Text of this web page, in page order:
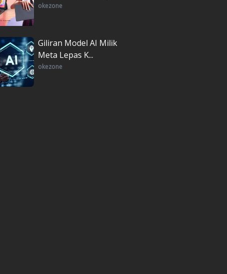
okezone
Giliran Model AI Milik
Meta Lepas K...
okezone